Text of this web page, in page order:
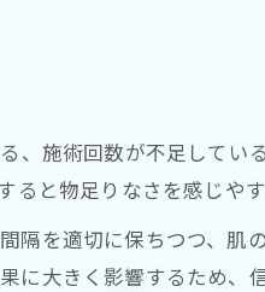
、施術回数が不足してい
と物足りなさを感じやす
隔を適切に保ちつつ、肌
に大きく影響するため、